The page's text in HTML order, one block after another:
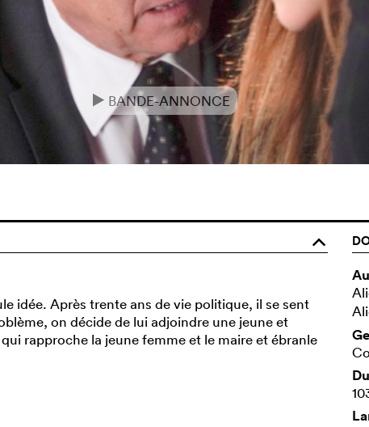
e BANDE-ANNONCE
o
idée. Après trente ans de vie politique, il se sent
on décide de lui adjoindre une jeune et
rapproche la jeune femme et le maire et ébranle